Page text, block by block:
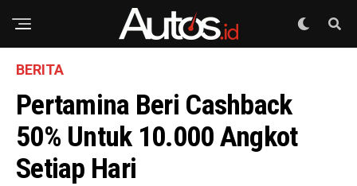
BERITA
Pertamina Beri Cashback
50% Untuk 10.000 Angkot
Setiap Hari